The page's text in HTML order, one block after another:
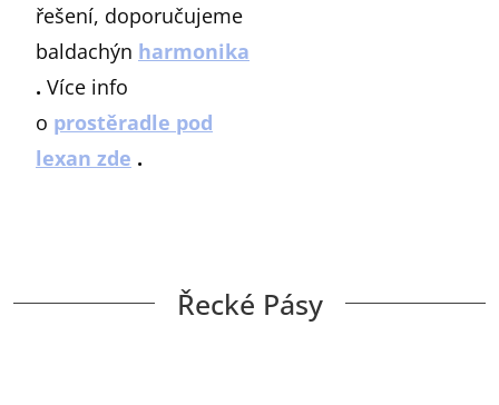
řešení, doporučujeme
baldachýn harmonika
. Více info
o prostěradle pod
lexan zde .
Řecké Pásy